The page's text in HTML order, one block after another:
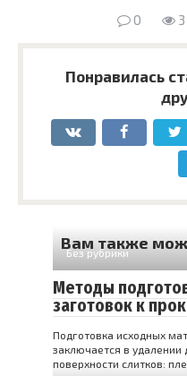
0
Понравилась
Вам также
Без рубрики
Методы
заготовок к
Подготовка исходных
заключается в
поверхности слитков: